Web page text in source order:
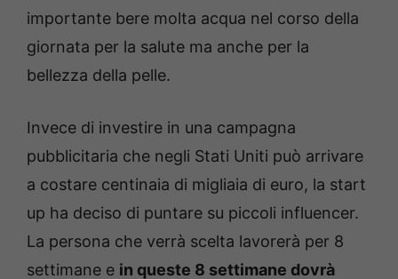
importante bere molta acqua nel corso della
giornata per la salute ma anche per la
bellezza della pelle.
Invece di investire in una campagna
pubblicitaria che negli Stati Uniti può arrivare
a costare centinaia di migliaia di euro, la start
up ha deciso di puntare su piccoli influencer.
La persona che verrà scelta lavorerà per 8
settimane e in queste 8 settimane dovrà